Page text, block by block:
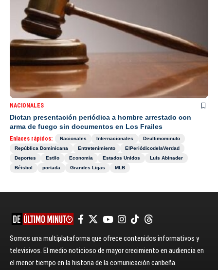
NACIONALES
Dictan presentación periódica a hombre arrestado con
arma de fuego sin documentos en Los Frailes
Enlaces rápidos: Nacionales Internacionales
Deultimominuto
República Dominicana
Entretenimiento
ElPeriódicodelaVerdad
Deportes
Estilo Economía Estados Unidos
Luis Abinader
Béisbol
portada Grandes Ligas MLB
Somos una multiplataforma que ofrece contenidos informativos y
televisivos. El medio noticioso de mayor crecimiento en audiencia en
el menor tiempo en la historia de la comunicación caribeña.